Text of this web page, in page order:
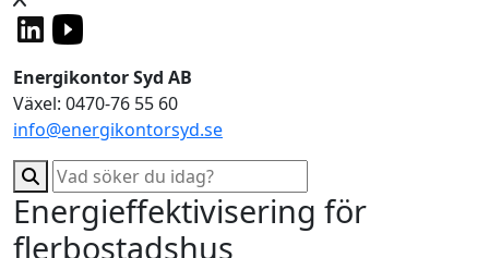
Energikontor Syd AB
Växel: 0470-76 55 60
info@energikontorsyd.se
Energieffektivisering för
flerbostadshus